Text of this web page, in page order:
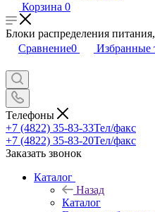
Корзина 0
Блоки распределения
Сравнение0 Избранные
Телефоны
+7 (4822) 35-83-33Тел/факс
+7 (4822) 35-83-20Тел/факс
Заказать звонок
Каталог
Назад
Каталог